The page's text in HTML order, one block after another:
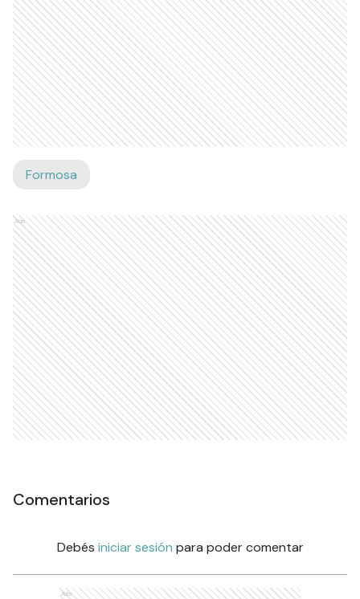
Formosa
Ads
Comentarios
Debés iniciar sesión para poder comentar
Ads